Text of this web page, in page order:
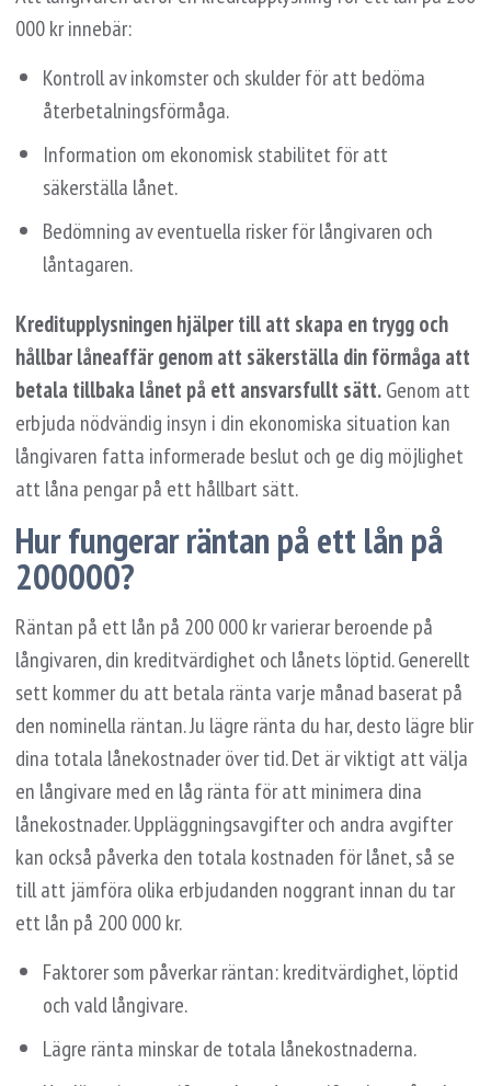
000 kr innebär:
Kontroll av inkomster och skulder för att bedöma
återbetalningsförmåga.
Information om ekonomisk stabilitet för att
säkerställa lånet.
Bedömning av eventuella risker för långivaren och
låntagaren.
Kreditupplysningen hjälper till att skapa en trygg och
hållbar låneaffär genom att säkerställa din förmåga att
betala tillbaka lånet på ett ansvarsfullt sätt.Genom att
erbjuda nödvändig insyn i din ekonomiska situation kan
långivaren fatta informerade beslut och ge dig möjlighet
att låna pengar på ett hållbart sätt.
Hur fungerar räntan på ett lån på
200000?
Räntan på ett lån på 200 000 kr varierar beroende på
långivaren, din kreditvärdighet och lånets löptid. Generellt
sett kommer du att betala ränta varje månad baserat på
den nominella räntan. Ju lägre ränta du har, desto lägre blir
dina totala lånekostnader över tid. Det är viktigt att välja
en långivare med en låg ränta för att minimera dina
lånekostnader. Uppläggningsavgifter och andra avgifter
kan också påverka den totala kostnaden för lånet, så se
till att jämföra olika erbjudanden noggrant innan du tar
ett lån på 200 000 kr.
Faktorer som påverkar räntan: kreditvärdighet, löptid
och vald långivare.
Lägre ränta minskar de totala lånekostnaderna.